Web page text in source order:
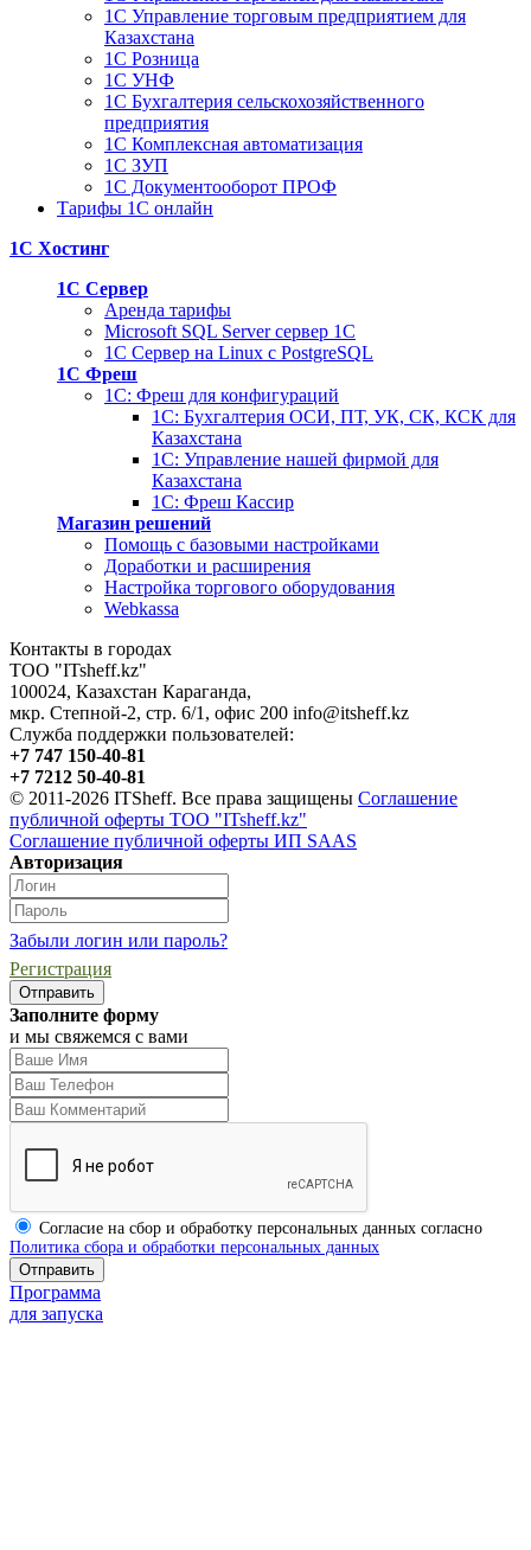
1С Управление торговым предприятием для
Казахстана
1С Розница
1С УНФ
1С Бухгалтерия сельскохозяйственного
предприятия
1С Комплексная автоматизация
1С ЗУП
1С Документооборот ПРОФ
Тарифы 1С онлайн
1С Хостинг
1С Сервер
Аренда тарифы
Microsoft SQL Server сервер 1С
1С Сервер на Linux c PostgreSQL
1С Фреш
1С: Фреш для конфигураций
1С: Бухгалтерия ОСИ, ПТ, УК, СК, КСК для
Казахстана
1С: Управление нашей фирмой для
Казахстана
1С: Фреш Кассир
Магазин решений
Помощь с базовыми настройками
Доработки и расширения
Настройка торгового оборудования
Webkassa
Контакты в городах
ТОО "ITsheff.kz"
100024, Казахстан Караганда,
мкр. Степной-2, стр. 6/1, офис 200 info@itsheff.kz
Служба поддержки пользователей:
+7 747 150-40-81
+7 7212 50-40-81
© 2011-2026 ITSheff. Все права защищены Соглашение
публичной оферты ТОО "ITsheff.kz"
Соглашение публичной оферты ИП SAAS
Авторизация
Забыли логин или пароль?
Регистрация
Заполните форму
и мы свяжемся с вами
Согласие на сбор и обработку персональных данных согласно
Политика сбора и обработки персональных данных
Программа
для запуска